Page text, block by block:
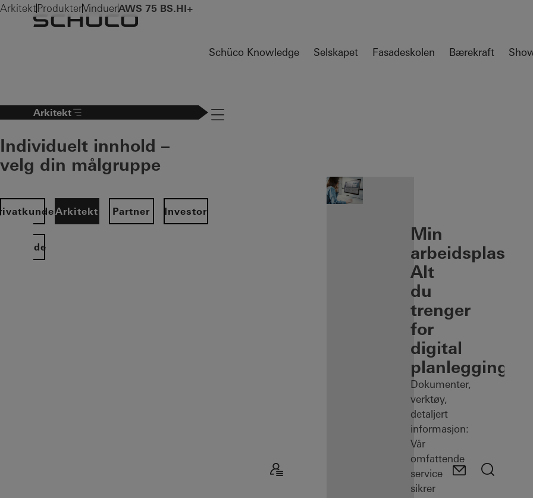
Schüco Knowledge Selskapet Fasadeskolen Bærekraft
Arkitekt
Individuelt innhold –
velg din målgruppe
Arkitekt Partner Investor
Navigation öffnen
Min
arbeidsplass:
Alt
du
trenger
for
digital
planlegging
Dokumenter,
verktøy,
detaljert
informasjon:
Vår
omfattende
service
sikrer
Arkitekt ProdukterVinduerAWS 75 BS.HI+